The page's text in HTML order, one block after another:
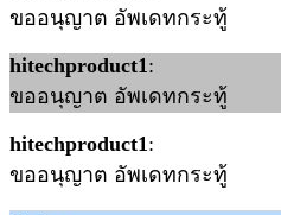
ขออนุญาต อัพเดทกระทู้
hitechproduct1:
ขออนุญาต อัพเดทกระทู้
hitechproduct1:
ขออนุญาต อัพเดทกระทู้